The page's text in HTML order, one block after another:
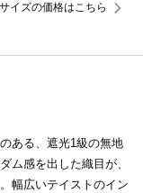
イズの価格はこちら
ある、遮光1級の無地
ム感を出した織目が、
幅広いテイストのイン